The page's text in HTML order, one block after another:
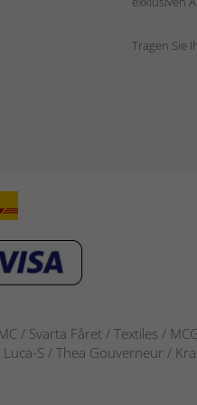
Tragen Sie
/ Svarta Fåret / Textiles /
S / Thea Gouverneur /